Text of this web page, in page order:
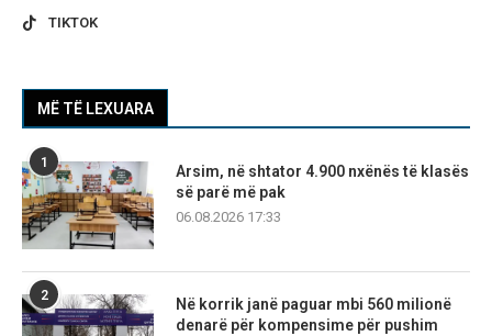
TIKTOK
MË TË LEXUARA
1
Arsim, në shtator 4.900 nxënës të klasës
së parë më pak
06.08.2026 17:33
2
Në korrik janë paguar mbi 560 milionë
denarë për kompensime për pushim